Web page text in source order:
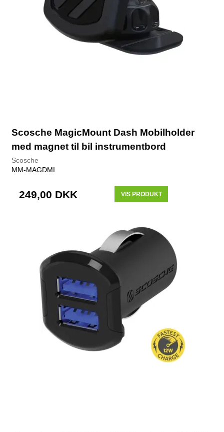
Scosche MagicMount Dash Mobilholder
med magnet til bil instrumentbord
Scosche
MM-MAGDMI
249,00 DKK VIS PRODUKT